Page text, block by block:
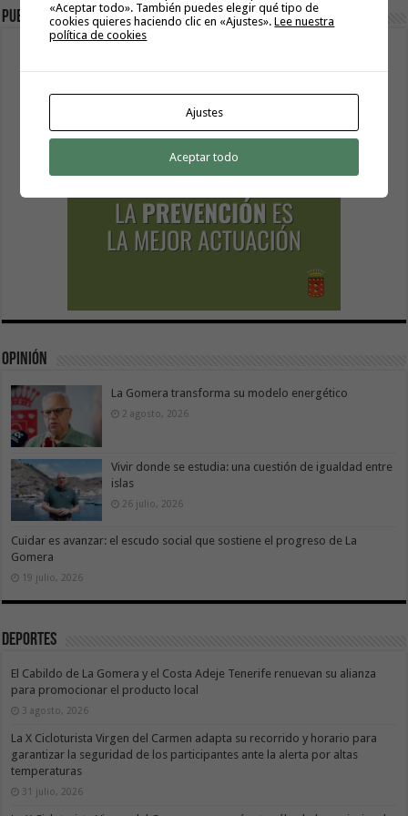
Publicidad
Opinión
La Gomera transforma su modelo energético
2 agosto, 2026
Vivir donde se estudia: una cuestión de igualdad entre
islas
26 julio, 2026
Cuidar es avanzar: el escudo social que sostiene el progreso de La
Gomera
19 julio, 2026
Deportes
El Cabildo de La Gomera y el Costa Adeje Tenerife renuevan su alianza
para promocionar el producto local
3 agosto, 2026
La X Cicloturista Virgen del Carmen adapta su recorrido y horario para
garantizar la seguridad de los participantes ante la alerta por altas
temperaturas
31 julio, 2026
«Aceptar todo». También puedes elegir qué tipo de
cookies quieres haciendo clic en «Ajustes».Lee nuestra
política de cookies
Ajustes
Aceptar todo